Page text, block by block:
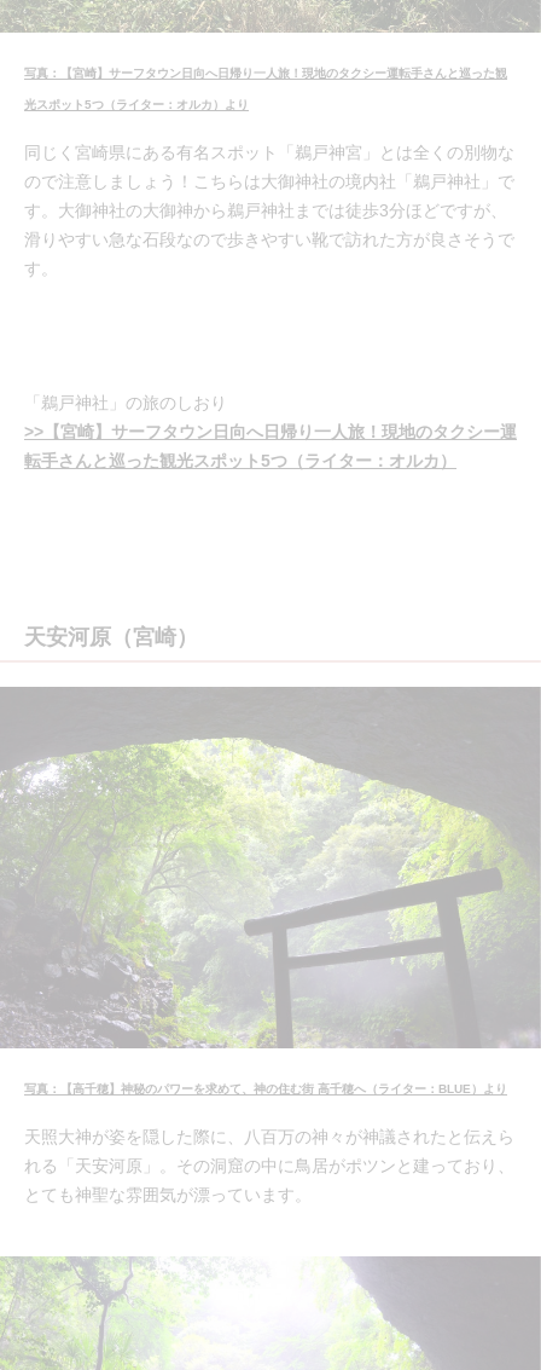
写真：【宮崎】サーフタウン日向へ日帰り一人旅！現地のタクシー運転手さんと巡った観
光スポット5つ（ライター：オルカ）より
同じく宮崎県にある有名スポット「鵜戸神宮」とは全くの別物な
ので注意しましょう！こちらは大御神社の境内社「鵜戸神社」で
す。大御神社の大御神から鵜戸神社までは徒歩3分ほどですが、
滑りやすい急な石段なので歩きやすい靴で訪れた方が良さそうで
す。
「鵜戸神社」の旅のしおり
>>【宮崎】サーフタウン日向へ日帰り一人旅！現地のタクシー運
転手さんと巡った観光スポット5つ（ライター：オルカ）
天安河原（宮崎）
写真：【高千穂】神秘のパワーを求めて、神の住む街 高千穂へ（ライター：BLUE）より
天照大神が姿を隠した際に、八百万の神々が神議されたと伝えら
れる「天安河原」。その洞窟の中に鳥居がポツンと建っており、
とても神聖な雰囲気が漂っています。